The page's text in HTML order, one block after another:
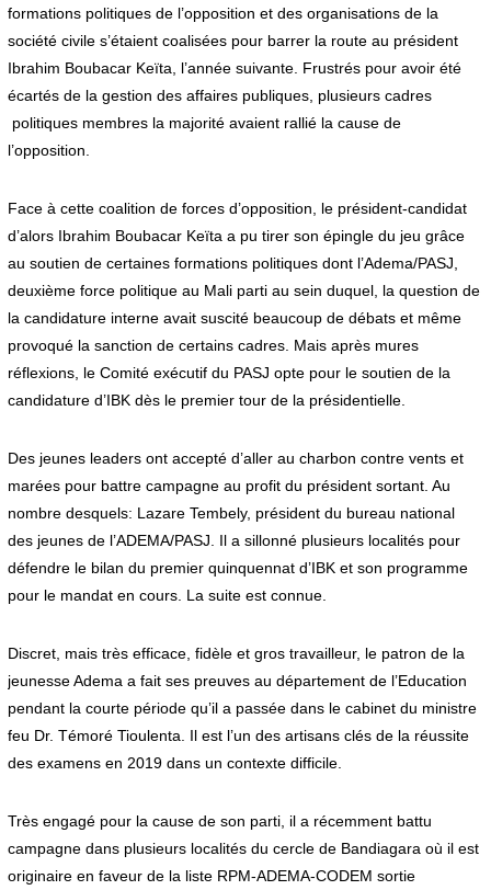
formations politiques de l’opposition et des organisations de la
société civile s’étaient coalisées pour barrer la route au président
Ibrahim Boubacar Keïta, l’année suivante. Frustrés pour avoir été
écartés de la gestion des affaires publiques, plusieurs cadres
politiques membres la majorité avaient rallié la cause de
l’opposition.
Face à cette coalition de forces d’opposition, le président-candidat
d’alors Ibrahim Boubacar Keïta a pu tirer son épingle du jeu grâce
au soutien de certaines formations politiques dont l’Adema/PASJ,
deuxième force politique au Mali parti au sein duquel, la question de
la candidature interne avait suscité beaucoup de débats et même
provoqué la sanction de certains cadres. Mais après mures
réflexions, le Comité exécutif du PASJ opte pour le soutien de la
candidature d’IBK dès le premier tour de la présidentielle.
Des jeunes leaders ont accepté d’aller au charbon contre vents et
marées pour battre campagne au profit du président sortant. Au
nombre desquels: Lazare Tembely, président du bureau national
des jeunes de l’ADEMA/PASJ. Il a sillonné plusieurs localités pour
défendre le bilan du premier quinquennat d’IBK et son programme
pour le mandat en cours. La suite est connue.
Discret, mais très efficace, fidèle et gros travailleur, le patron de la
jeunesse Adema a fait ses preuves au département de l’Education
pendant la courte période qu’il a passée dans le cabinet du ministre
feu Dr. Témoré Tioulenta. Il est l’un des artisans clés de la réussite
des examens en 2019 dans un contexte difficile.
Très engagé pour la cause de son parti, il a récemment battu
campagne dans plusieurs localités du cercle de Bandiagara où il est
originaire en faveur de la liste RPM-ADEMA-CODEM sortie